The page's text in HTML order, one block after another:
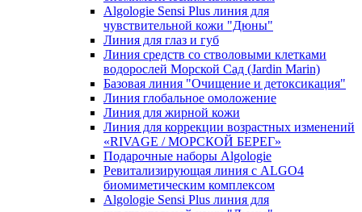
Algologie Sensi Plus линия для
чувcтвительной кожи "Дюны"
Линия для глаз и губ
Линия средств со стволовыми клетками
водорослей Морской Сад (Jardin Marin)
Базовая линия "Очищение и детоксикация"
Линия глобальное омоложение
Линия для жирной кожи
Линия для коррекции возрастных изменений
«RIVAGE / МОРСКОЙ БЕРЕГ»
Подарочные наборы Algologie
Ревитализирующая линия с ALGO4
биомиметическим комплексом
Algologie Sensi Plus линия для